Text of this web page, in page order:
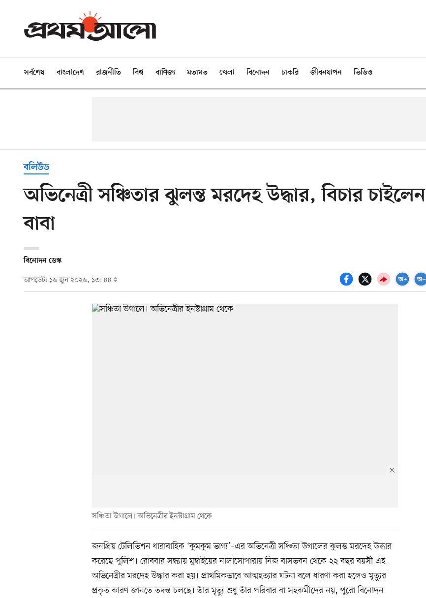
সর্বশেষ বাংলাদেশ রাজনীতি বিশ্ব বাণিজ্য মতামত খেলা বিনোদন চাকরি জীবনযাপন ভিডিও
বলিউড
অভিনেত্রী সঞ্চিতার ঝুলন্ত মরদেহ উদ্ধার, বিচার চাইলেন
বাবা
বিনোদন ডেস্ক
আপডেট: ১৬ জুন ২০২৬, ১৩: ৪৪
সঞ্চিতা উগালে। অভিনেত্রীর ইনস্টাগ্রাম থেকে
জনপ্রিয় টেলিভিশন ধারাবাহিক ‘কুমকুম ভাগ্য’–এর অভিনেত্রী সঞ্চিতা উগালের ঝুলন্ত মরদেহ উদ্ধার
করেছে পুলিশ। রোববার সন্ধ্যায় মুম্বাইয়ের নালাসোপারায় নিজ বাসভবন থেকে ২২ বছর বয়সী এই
অভিনেত্রীর মরদেহ উদ্ধার করা হয়। প্রাথমিকভাবে আত্মহত্যার ঘটনা বলে ধারণা করা হলেও মৃত্যুর
প্রকৃত কারণ জানতে তদন্ত চলছে। তাঁর মৃত্যু শুধু তাঁর পরিবার বা সহকর্মীদের নয়, পুরো বিনোদন